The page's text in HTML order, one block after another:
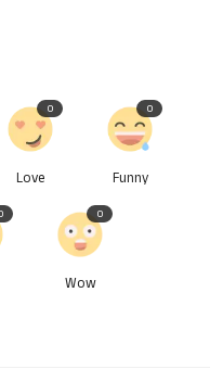
Love
0
Funny
0
Wow
0